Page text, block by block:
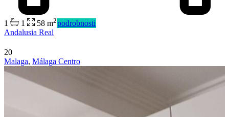
Predaj
1 1 58 m2podrobnosti
Andalusia Real
20
Malaga, Málaga Centro